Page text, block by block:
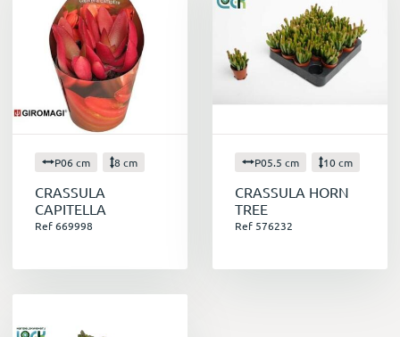
P06 cm 8 cm
CRASSULA
CAPITELLA
Ref 669998
P05.5 cm 10 cm
CRASSULA HORN
TREE
Ref 576232